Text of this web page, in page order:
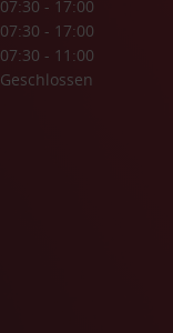
07:30 - 17:00
07:30 - 17:00
07:30 - 11:00
Geschlossen